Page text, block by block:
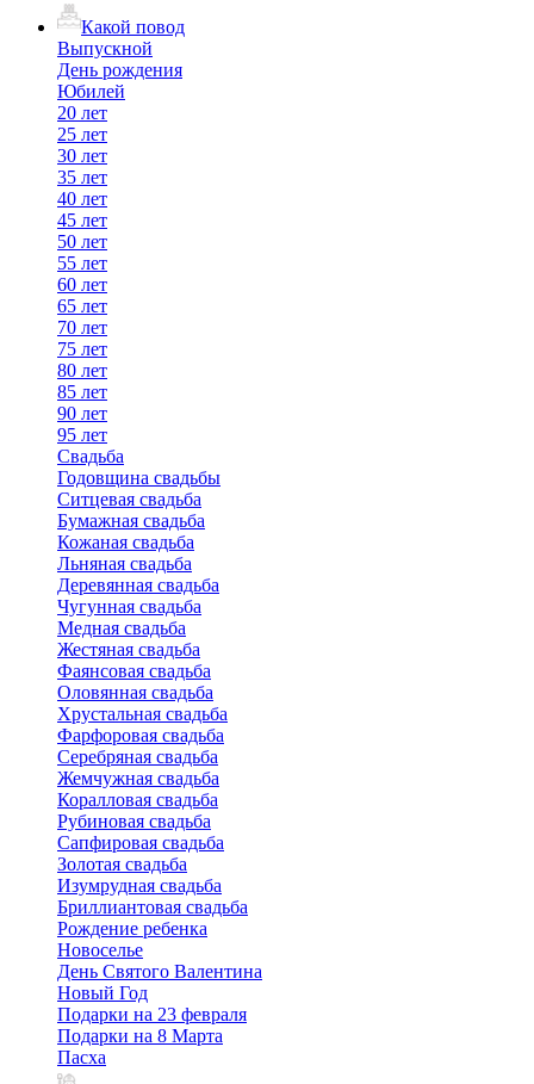
Какой повод
Выпускной
День рождения
Юбилей
20 лет
25 лет
30 лет
35 лет
40 лет
45 лет
50 лет
55 лет
60 лет
65 лет
70 лет
75 лет
80 лет
85 лет
90 лет
95 лет
Свадьба
Годовщина свадьбы
Ситцевая свадьба
Бумажная свадьба
Кожаная свадьба
Льняная свадьба
Деревянная свадьба
Чугунная свадьба
Медная свадьба
Жестяная свадьба
Фаянсовая свадьба
Оловянная свадьба
Хрустальная свадьба
Фарфоровая свадьба
Серебряная свадьба
Жемчужная свадьба
Коралловая свадьба
Рубиновая свадьба
Сапфировая свадьба
Золотая свадьба
Изумрудная свадьба
Бриллиантовая свадьба
Рождение ребенка
Новоселье
День Святого Валентина
Новый Год
Подарки на 23 февраля
Подарки на 8 Марта
Пасха